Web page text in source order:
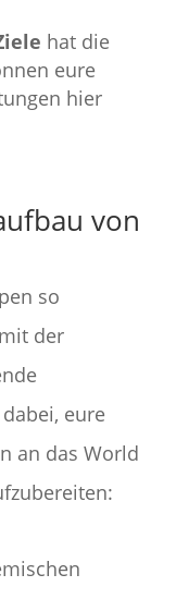
hat die
eure
hier
von
so
der
eure
an das World